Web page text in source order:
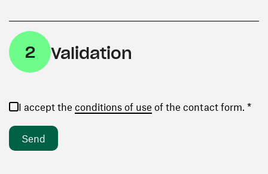
2 Validation
I accept the conditions of use (opens in a new window)
of the contact form. *